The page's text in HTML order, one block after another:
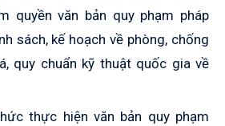
quyền văn bản quy phạm pháp
sách, kế hoạch về phòng, chống
quy chuẩn kỹ thuật quốc gia về
thực hiện văn bản quy phạm